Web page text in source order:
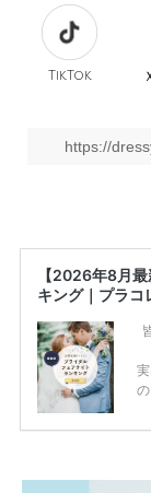
TikTok
https://
【2026年8月
キング｜プラコ